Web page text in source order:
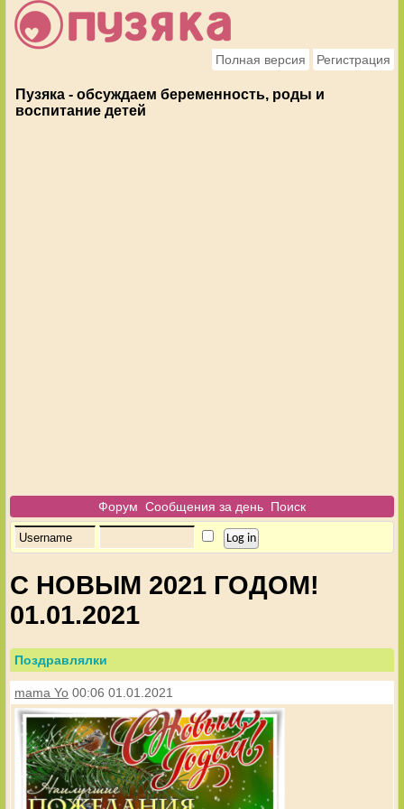
Полная версия Регистрация
Пузяка - обсуждаем беременность, роды и
воспитание детей
Форум Сообщения за день Поиск
С НОВЫМ 2021 ГОДОМ!
01.01.2021
Поздравлялки
mama Yo 00:06 01.01.2021